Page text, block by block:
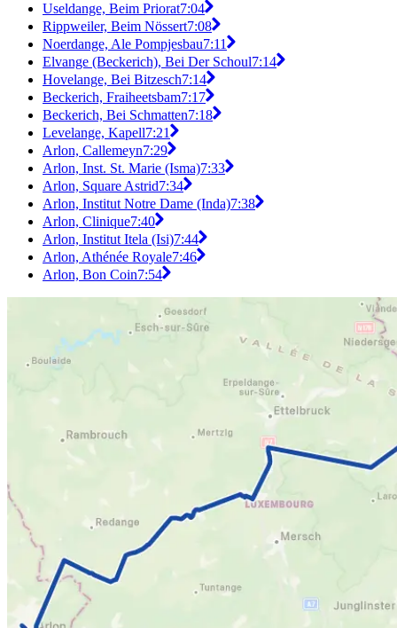
Useldange, Beim Priorat7:04
Rippweiler, Beim Nössert7:08
Noerdange, Ale Pompjesbau7:11
Elvange (Beckerich), Bei Der Schoul7:14
Hovelange, Bei Bitzesch7:14
Beckerich, Fraiheetsbam7:17
Beckerich, Bei Schmatten7:18
Levelange, Kapell7:21
Arlon, Callemeyn7:29
Arlon, Inst. St. Marie (Isma)7:33
Arlon, Square Astrid7:34
Arlon, Institut Notre Dame (Inda)7:38
Arlon, Clinique7:40
Arlon, Institut Itela (Isi)7:44
Arlon, Athénée Royale7:46
Arlon, Bon Coin7:54